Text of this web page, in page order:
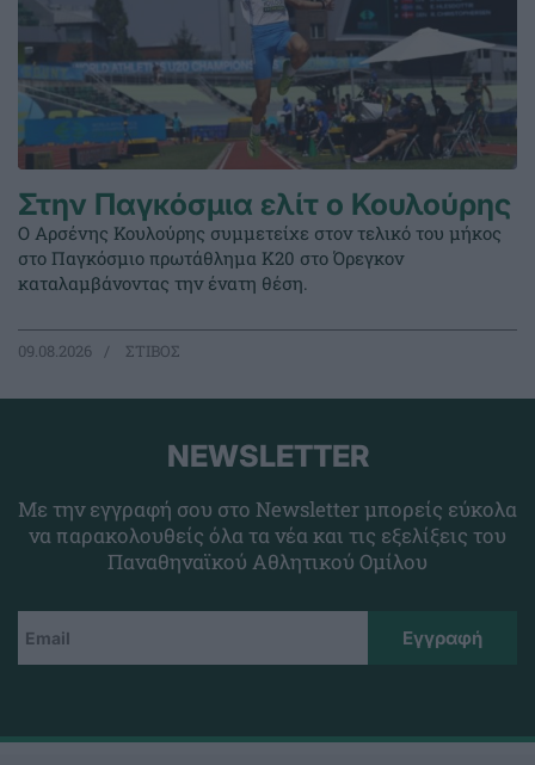
Στην Παγκόσμια ελίτ ο Κουλούρης
Ο Αρσένης Κουλούρης συμμετείχε στον τελικό του μήκος
στο Παγκόσμιο πρωτάθλημα Κ20 στο Όρεγκον
καταλαμβάνοντας την ένατη θέση.
09.08.2026 ΣΤΙΒΟΣ
NEWSLETTER
Με την εγγραφή σου στο Newsletter μπορείς εύκολα
να παρακολουθείς όλα τα νέα και τις εξελίξεις του
Παναθηναϊκού Αθλητικού Ομίλου